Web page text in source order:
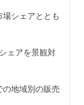
シェアととも
ェアを景観対
地域別の販売